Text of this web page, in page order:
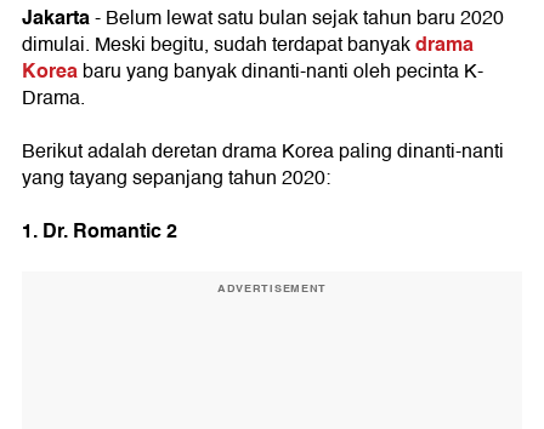
Jakarta- Belum lewat satu bulan sejak tahun baru 2020
dimulai. Meski begitu, sudah terdapat banyakdrama
Koreabaru yang banyak dinanti-nanti oleh pecinta K-
Drama.
Berikut adalah deretan drama Korea paling dinanti-nanti
yang tayang sepanjang tahun 2020:
1. Dr. Romantic 2
ADVERTISEMENT